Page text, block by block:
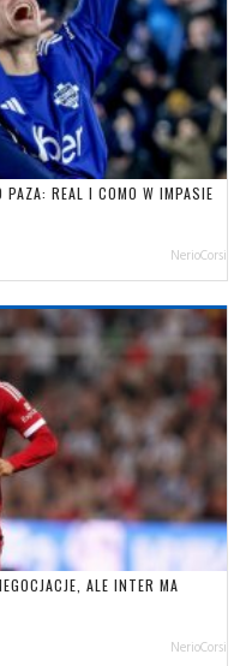
REAL I COMO W IMPASIE
NerioCorsi
ALE INTER MA
NerioCorsi